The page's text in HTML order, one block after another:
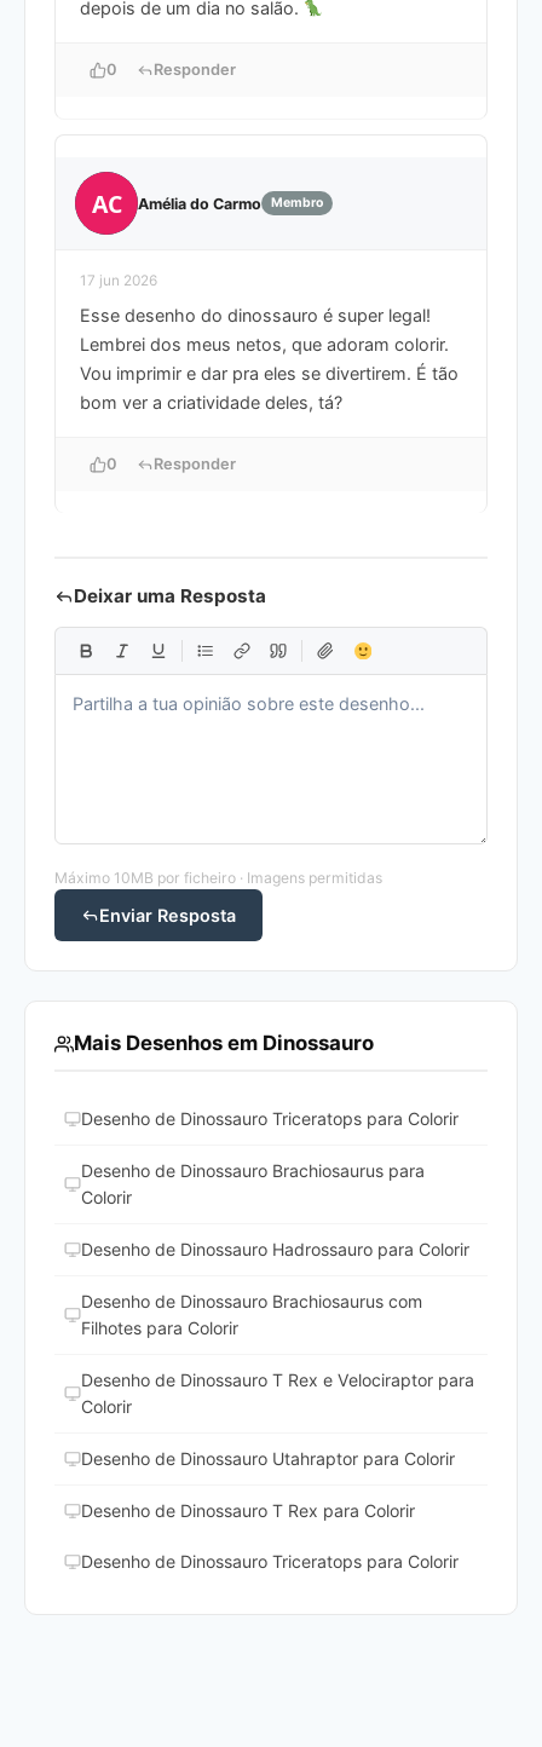
depois de um dia no salão.
0 Responder
AC Amélia do Carmo Membro
17 jun 2026
Esse desenho do dinossauro é super legal!
Lembrei dos meus netos, que adoram colorir.
Vou imprimir e dar pra eles se divertirem. É tão
bom ver a criatividade deles, tá?
0 Responder
Deixar uma Resposta
Máximo 10MB por ficheiro · Imagens permitidas
Enviar Resposta
Mais Desenhos em Dinossauro
Desenho de Dinossauro Triceratops para Colorir
Desenho de Dinossauro Brachiosaurus para
Colorir
Desenho de Dinossauro Hadrossauro para Colorir
Desenho de Dinossauro Brachiosaurus com
Filhotes para Colorir
Desenho de Dinossauro T Rex e Velociraptor para
Colorir
Desenho de Dinossauro Utahraptor para Colorir
Desenho de Dinossauro T Rex para Colorir
Desenho de Dinossauro Triceratops para Colorir